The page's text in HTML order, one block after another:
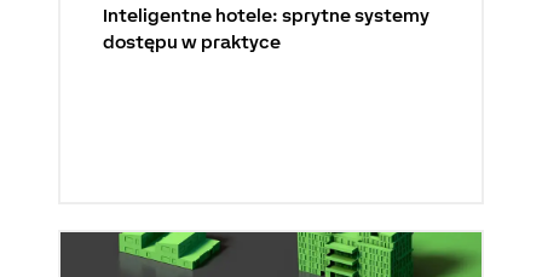
Inteligentne hotele: sprytne systemy
dostępu w praktyce